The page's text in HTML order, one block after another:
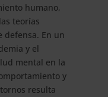
humano,
teorías
defensa. En un
y el
mental en la
y
resulta